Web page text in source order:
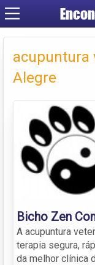
acupuntura
Alegre
Bicho Zen
A acupuntura
terapia segura,
da melhor clínica